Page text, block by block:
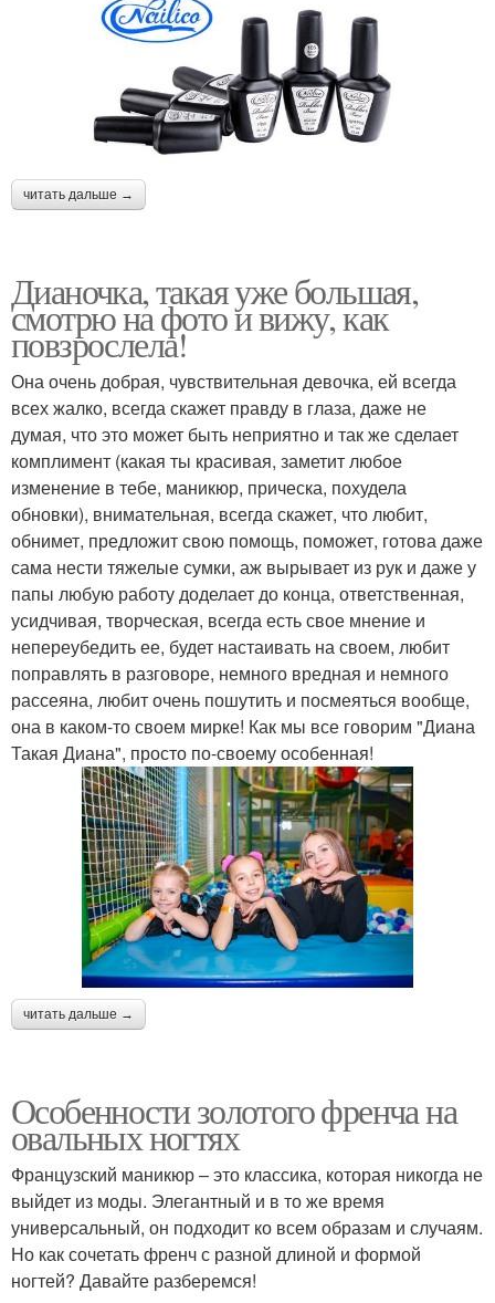
читать дальше →
Дианочка, такая уже большая,
смотрю на фото и вижу, как
повзрослела!
Она очень добрая, чувствительная девочка, ей всегда
всех жалко, всегда скажет правду в глаза, даже не
думая, что это может быть неприятно и так же сделает
комплимент (какая ты красивая, заметит любое
изменение в тебе, маникюр, прическа, похудела
обновки), внимательная, всегда скажет, что любит,
обнимет, предложит свою помощь, поможет, готова даже
сама нести тяжелые сумки, аж вырывает из рук и даже у
папы любую работу доделает до конца, ответственная,
усидчивая, творческая, всегда есть свое мнение и
непереубедить ее, будет настаивать на своем, любит
поправлять в разговоре, немного вредная и немного
рассеяна, любит очень пошутить и посмеяться вообще,
она в каком-то своем мирке! Как мы все говорим "Диана
Такая Диана", просто по-своему особенная!
читать дальше →
Особенности золотого френча на
овальных ногтях
Французский маникюр – это классика, которая никогда не
выйдет из моды. Элегантный и в то же время
универсальный, он подходит ко всем образам и случаям.
Но как сочетать френч с разной длиной и формой
ногтей? Давайте разберемся!